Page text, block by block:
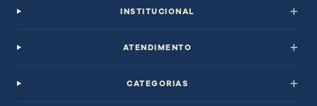
INSTITUCIONAL
ATENDIMENTO
CATEGORIAS